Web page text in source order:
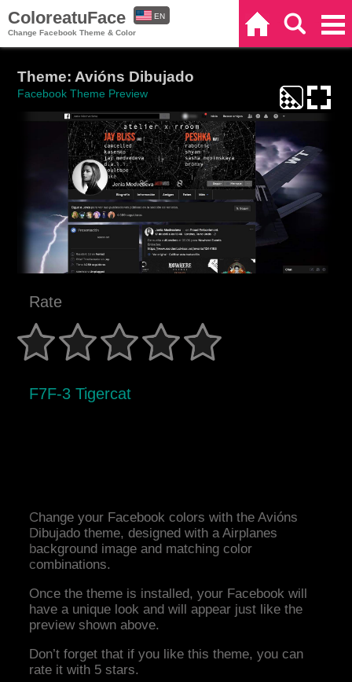
ColoreatuFace
Change Facebook Theme & Color
EN
Theme: Avións Dibujado
Facebook Theme Preview
Rate
F7F-3 Tigercat
Change your Facebook colors with the Avións
Dibujado theme, designed with a Airplanes
background image and matching color
combinations.
Once the theme is installed, your Facebook will
have a unique look and will appear just like the
preview shown above.
Don’t forget that if you like this theme, you can
rate it with 5 stars.